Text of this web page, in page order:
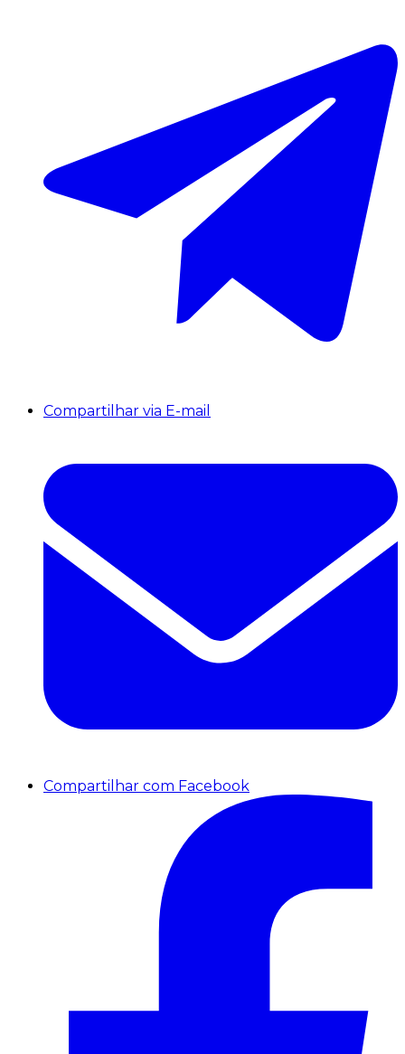
Compartilhar via E-mail
Compartilhar com Facebook